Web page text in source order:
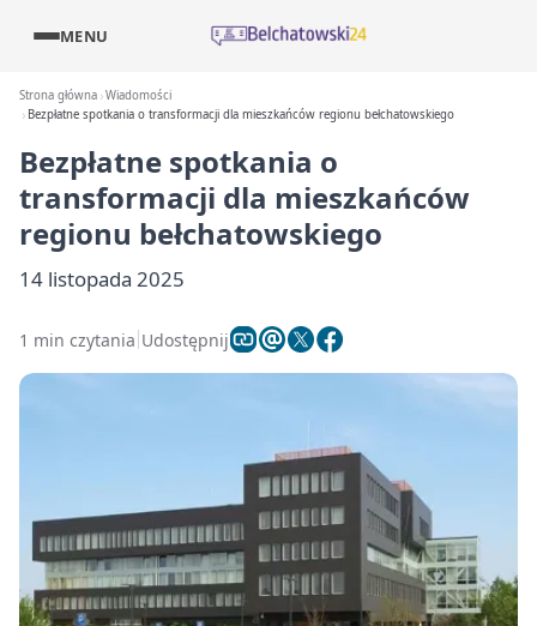
MENU
Strona główna Wiadomości
Bezpłatne spotkania o transformacji dla mieszkańców regionu bełchatowskiego
Bezpłatne spotkania o
transformacji dla mieszkańców
regionu bełchatowskiego
14 listopada 2025
1 min czytania Udostępnij